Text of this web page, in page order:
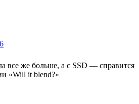
все же больше, а с SSD — справится
«Will it blend?»